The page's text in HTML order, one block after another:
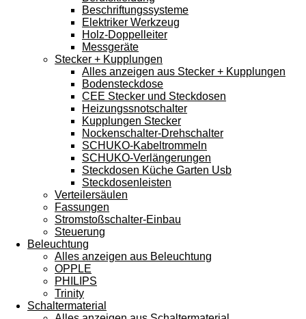
Beschriftungssysteme
Elektriker Werkzeug
Holz-Doppelleiter
Messgeräte
Stecker + Kupplungen
Alles anzeigen aus Stecker + Kupplungen
Bodensteckdose
CEE Stecker und Steckdosen
Heizungssnotschalter
Kupplungen Stecker
Nockenschalter-Drehschalter
SCHUKO-Kabeltrommeln
SCHUKO-Verlängerungen
Steckdosen Küche Garten Usb
Steckdosenleisten
Verteilersäulen
Fassungen
Stromstoßschalter-Einbau
Steuerung
Beleuchtung
Alles anzeigen aus Beleuchtung
OPPLE
PHILIPS
Trinity
Schaltermaterial